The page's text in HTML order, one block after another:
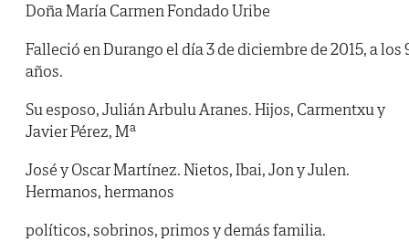
Doña María Carmen Fondado Uribe
Falleció en Durango el día 3 de diciembre de 2015, a los
años.
Su esposo, Julián Arbulu Aranes. Hijos, Carmentxu y
Javier Pérez, Mª
José y Oscar Martínez. Nietos, Ibai, Jon y Julen.
Hermanos, hermanos
políticos, sobrinos, primos y demás familia.